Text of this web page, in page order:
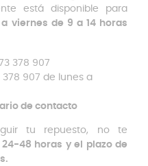
está disponible para
a viernes de 9 a 14 horas
378 907
378 907 de lunes a
de contacto
tu repuesto, no te
48 horas y el plazo de